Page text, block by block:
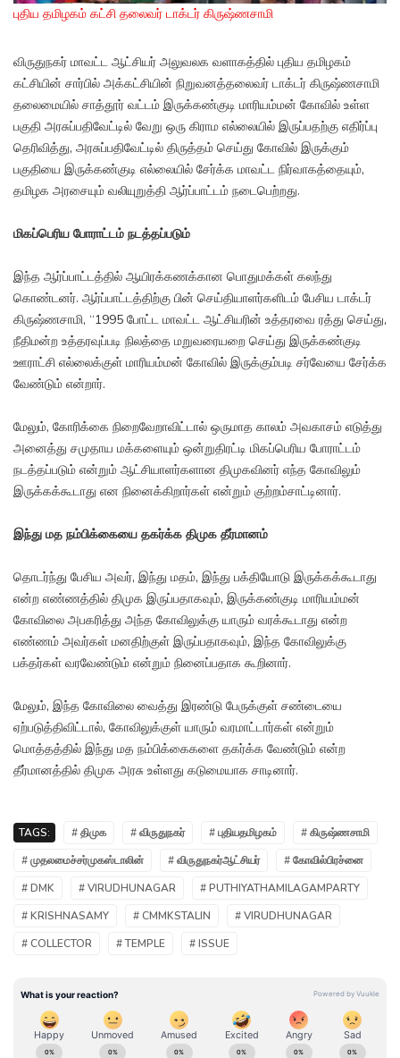
புதிய தமிழகம் கட்சி தலைவர் டாக்டர் கிருஷ்ணசாமி
விருதுநகர் மாவட்ட ஆட்சியர் அலுவலக வளாகத்தில் புதிய தமிழகம்
கட்சியின் சார்பில் அக்கட்சியின் நிறுவனத்தலைவர் டாக்டர் கிருஷ்ணசாமி
தலைமையில் சாத்தூர் வட்டம் இருக்கண்குடி மாரியம்மன் கோவில் உள்ள
பகுதி அரசுப்பதிவேட்டில் வேறு ஒரு கிராம எல்லையில் இருப்பதற்கு எதிர்ப்பு
தெரிவித்து, அரசுப்பதிவேட்டில் திருத்தம் செய்து கோவில் இருக்கும்
பகுதியை இருக்கண்குடி எல்லையில் சேர்க்க மாவட்ட நிர்வாகத்தையும்,
தமிழக அரசையும் வலியுறுத்தி ஆர்ப்பாட்டம் நடைபெற்றது.
மிகப்பெரிய போராட்டம் நடத்தப்படும்
இந்த ஆர்ப்பாட்டத்தில் ஆயிரக்கணக்கான பொதுமக்கள் கலந்து
கொண்டனர். ஆர்ப்பாட்டத்திற்கு பின் செய்தியாளர்களிடம் பேசிய டாக்டர்
கிருஷ்ணசாமி, “1995 போட்ட மாவட்ட ஆட்சியரின் உத்தரவை ரத்து செய்து,
நீதிமன்ற உத்தரவுப்படி நிலத்தை மறுவரையறை செய்து இருக்கண்குடி
ஊராட்சி எல்லைக்குள் மாரியம்மன் கோவில் இருக்கும்படி சர்வேயை சேர்க்க
வேண்டும் என்றார்.
மேலும், கோரிக்கை நிறைவேறாவிட்டால் ஒருமாத காலம் அவகாசம் எடுத்து
அனைத்து சமுதாய மக்களையும் ஒன்றுதிரட்டி மிகப்பெரிய போராட்டம்
நடத்தப்படும் என்றும் ஆட்சியாளர்களான திமுகவினர் எந்த கோவிலும்
இருக்கக்கூடாது என நினைக்கிறார்கள் என்றும் குற்றம்சாட்டினார்.
இந்து மத நம்பிக்கையை தகர்க்க திமுக தீர்மானம்
தொடர்ந்து பேசிய அவர், இந்து மதம், இந்து பக்தியோடு இருக்கக்கூடாது
என்ற எண்ணத்தில் திமுக இருப்பதாகவும், இருக்கண்குடி மாரியம்மன்
கோவிலை அபகரித்து அந்த கோவிலுக்கு யாரும் வரக்கூடாது என்ற
எண்ணம் அவர்கள் மனதிற்குள் இருப்பதாகவும், இந்த கோவிலுக்கு
பக்தர்கள் வரவேண்டும் என்றும் நினைப்பதாக கூறினார்.
மேலும், இந்த கோவிலை வைத்து இரண்டு பேருக்குள் சண்டையை
ஏற்படுத்திவிட்டால், கோவிலுக்குள் யாரும் வரமாட்டார்கள் என்றும்
மொத்தத்தில் இந்து மத நம்பிக்கைகளை தகர்க்க வேண்டும் என்ற
தீர்மானத்தில் திமுக அரசு உள்ளது கடுமையாக சாடினார்.
TAGS: # திமுக # விருதுநகர் # புதியதமிழகம்
# கிருஷ்ணசாமி
# முதலமைச்சர்முகஸ்டாலின்
# விருதுநகர்ஆட்சியர்
# கோவில்பிரச்னை
# DMK
# VIRUDHUNAGAR
# PUTHIYATHAMILAGAMPARTY
# KRISHNASAMY
# CMMKSTALIN
# VIRUDHUNAGAR
# COLLECTOR
# TEMPLE # ISSUE